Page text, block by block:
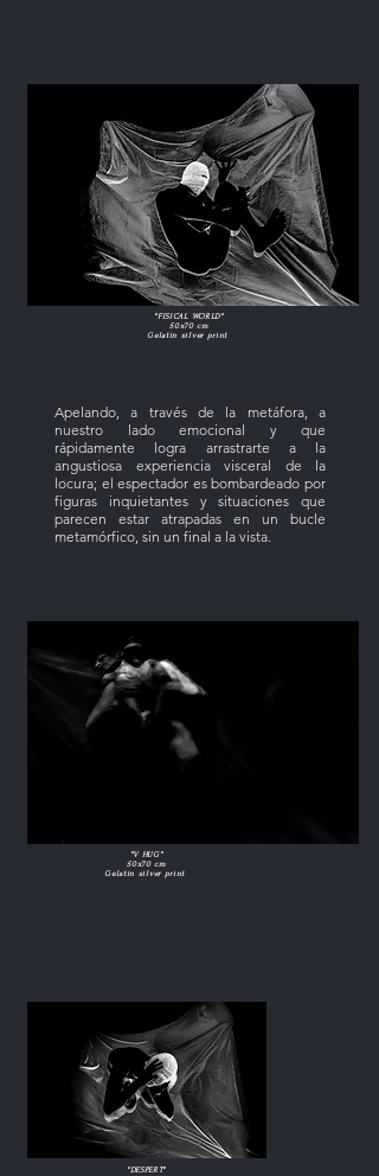
"FISICAL WORLD"
50x70 cm
Gelatin silver print
Apelando, a través de la metáfora, a
nuestro lado emocional y que
rápidamente logra arrastrarte a la
angustiosa experiencia visceral de la
locura; el espectador es bombardeado por
figuras inquietantes y situaciones que
parecen estar atrapadas en un bucle
metamórfico, sin un final a la vista.
"V HUG"
50x70 cm
Gelatin silver print
"DESPERT"